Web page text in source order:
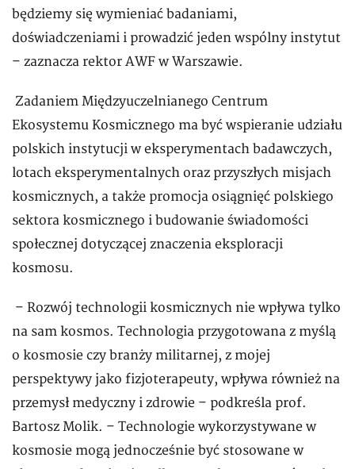
będziemy się wymieniać badaniami,
doświadczeniami i prowadzić jeden wspólny instytut
– zaznacza rektor AWF w Warszawie.
Zadaniem Międzyuczelnianego Centrum
Ekosystemu Kosmicznego ma być wspieranie udziału
polskich instytucji w eksperymentach badawczych,
lotach eksperymentalnych oraz przyszłych misjach
kosmicznych, a także promocja osiągnięć polskiego
sektora kosmicznego i budowanie świadomości
społecznej dotyczącej znaczenia eksploracji
kosmosu.
– Rozwój technologii kosmicznych nie wpływa tylko
na sam kosmos. Technologia przygotowana z myślą
o kosmosie czy branży militarnej, z mojej
perspektywy jako fizjoterapeuty, wpływa również na
przemysł medyczny i zdrowie – podkreśla prof.
Bartosz Molik. – Technologie wykorzystywane w
kosmosie mogą jednocześnie być stosowane w